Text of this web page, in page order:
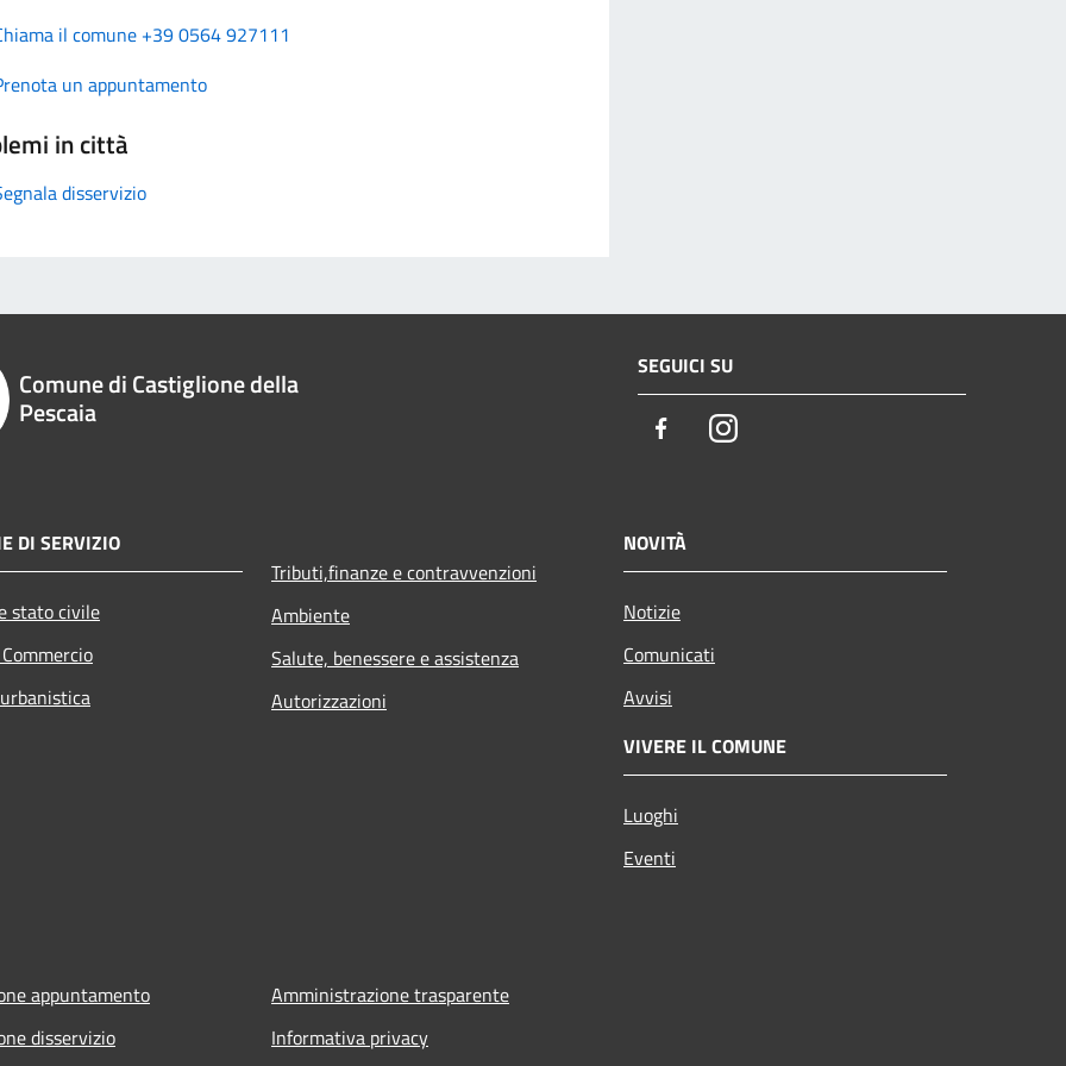
il comune +39 0564 927111
un appuntamento
in città
disservizio
Comune di Castiglione della
Pescaia
SEGUICI SU
FacebookInstagram
DI SERVIZIO
stato civile
Tributi,finanze e contravvenzioni
Ambiente
Salute, benessere e assistenza
Autorizzazioni
NOVITÀ
Notizie
Comunicati
Avvisi
VIVERE IL COMUNE
Luoghi
Eventi
appuntamento
disservizio
Amministrazione trasparente
Informativa privacy